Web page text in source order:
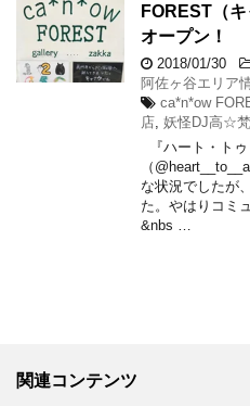
FOREST（
オープン！
2018/01/30
阿佐ヶ谷エリア
ca*n*ow
店 妖怪DJ高☆梵
『ハート・ト
（
な状況でしたが
た。やはりコミ
&nbs …
関連コンテンツ